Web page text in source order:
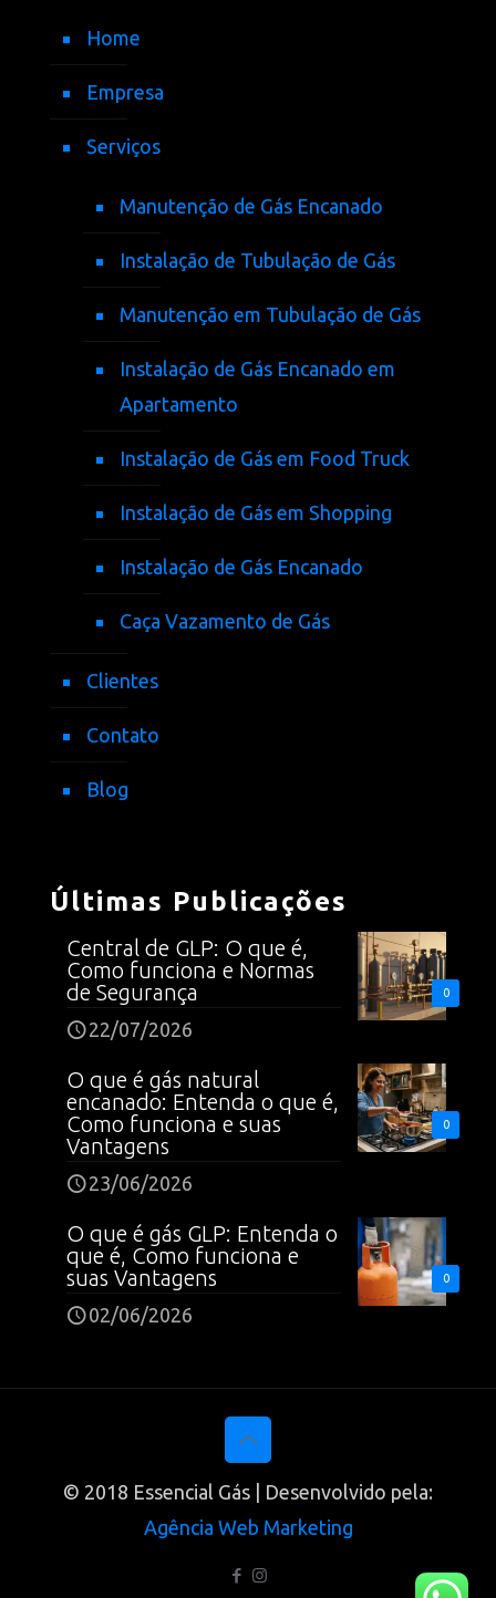
Home
Empresa
Serviços
Manutenção de Gás Encanado
Instalação de Tubulação de Gás
Manutenção em Tubulação de Gás
Instalação de Gás Encanado em
Apartamento
Instalação de Gás em Food Truck
Instalação de Gás em Shopping
Instalação de Gás Encanado
Caça Vazamento de Gás
Clientes
Contato
Blog
Últimas Publicações
0
Central de GLP: O que é,
Como funciona e Normas
de Segurança
22/07/2026
0
O que é gás natural
encanado: Entenda o que é,
Como funciona e suas
Vantagens
23/06/2026
0
O que é gás GLP: Entenda o
que é, Como funciona e
suas Vantagens
02/06/2026
© 2018 Essencial Gás | Desenvolvido pela:
Agência Web Marketing